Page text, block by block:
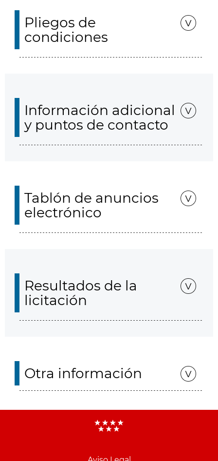
Pliegos de
condiciones
Información adicional
y puntos de contacto
Tablón de anuncios
electrónico
Resultados de la
licitación
Otra información